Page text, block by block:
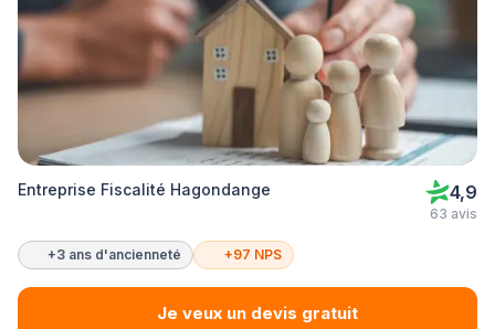
Entreprise Fiscalité Hagondange 4,9
63 avis
+3 ans d'ancienneté +97 NPS
Je veux un devis gratuit